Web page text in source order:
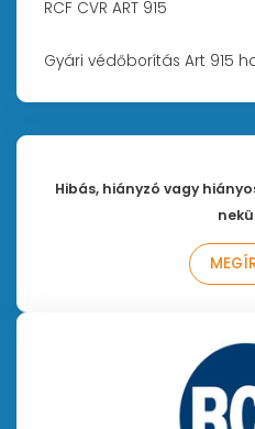
RCF CVR ART 915
Gyári védőborítás Art 915
Hibás, hiányzó vagy